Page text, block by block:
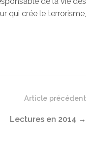
qui crée le terrorisme,
Article précédent
Lectures en 2014 →